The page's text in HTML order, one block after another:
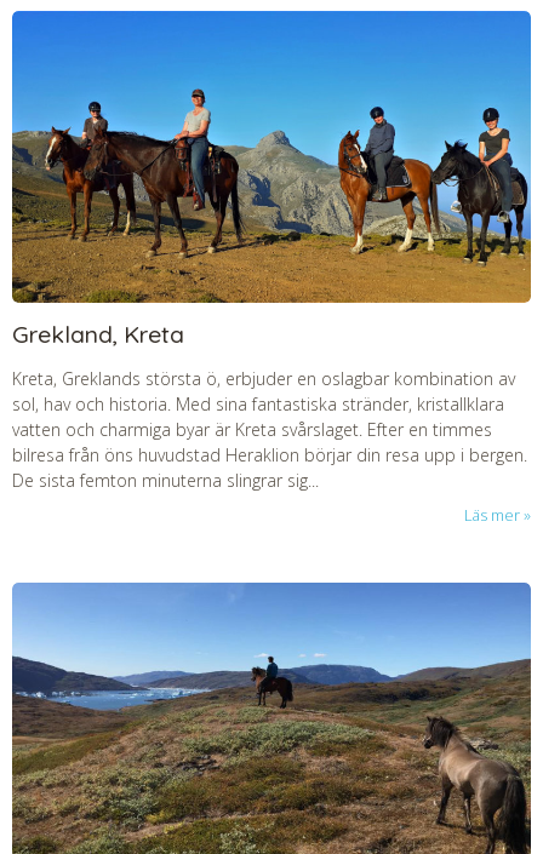
Grekland, Kreta
Kreta, Greklands största ö, erbjuder en oslagbar kombination av
sol, hav och historia. Med sina fantastiska stränder, kristallklara
vatten och charmiga byar är Kreta svårslaget. Efter en timmes
bilresa från öns huvudstad Heraklion börjar din resa upp i bergen.
De sista femton minuterna slingrar sig...
Läs mer